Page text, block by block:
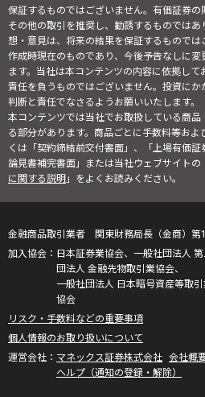
保証するものではございません。有価証券の
その他の取引を推奨し、勧誘するものでは
想・意見は、将来の結果を保証するもので
作成時現在のものであり、今後予告なしに
ます。当社は本コンテンツの内容に依拠し
責任を負うものではございません。投資に
判断と責任でなさるようお願いいたします。
本コンテンツでは当社でお取扱している商
る部分があります。商品ごとに手数料等お
くは「契約締結前交付書面」、「上場有価
論見書補完書面」または当社ウェブサイトの
に関する説明」をよくお読みください。
金融商品取引業者 関東財務局長（金商）第
日本証券業協会、一般社団法人
団法人 金融先物取引業協会、
一般社団法人 日本暗号資産等取
協会
リスク・手数料などの重要事項
個人情報のお取り扱いについて
マネックス証券株式会社 会社概
ヘルプ（通知の登録・解除）